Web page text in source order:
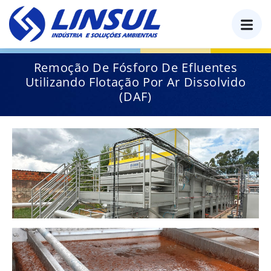
conteúdo
Remoção De Fósforo De Efluentes
Utilizando Flotação Por Ar Dissolvido
(DAF)